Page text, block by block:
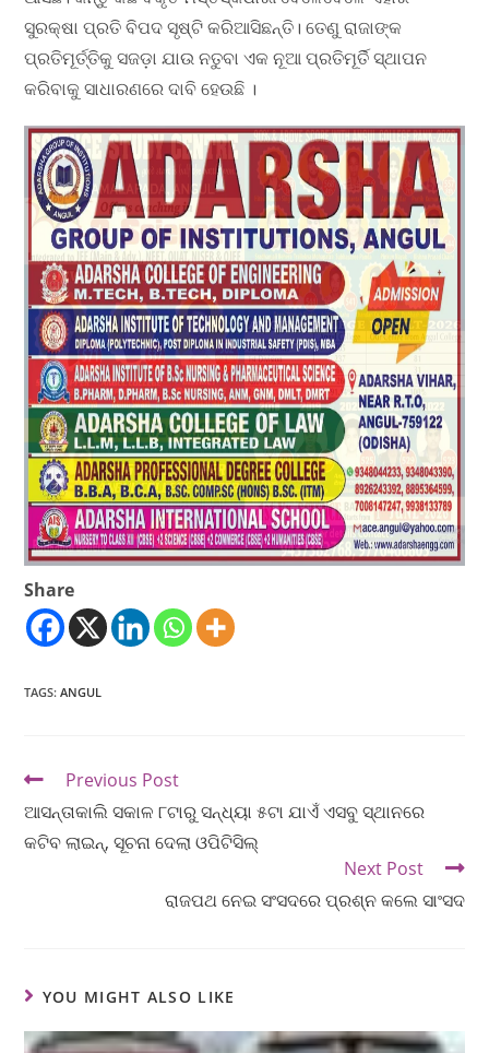
ସୁରକ୍ଷା ପ୍ରତି ବିପଦ ସୃଷ୍ଟି କରିଆସିଛନ୍ତି। ତେଣୁ ରାଜାଙ୍କ
ପ୍ରତିମୂର୍ତ୍ତିକୁ ସଜଡ଼ା ଯାଉ ନତୁବା ଏକ ନୂଆ ପ୍ରତିମୂର୍ତି ସ୍ଥାପନ
କରିବାକୁ ସାଧାରଣରେ ଦାବି ହେଉଛି ।
Share
TAGS:ANGUL
Previous Post
ଆସନ୍ତାକାଲି ସକାଳ ୮ଟାରୁ ସନ୍ଧ୍ୟା ୫ଟା ଯାଏଁ ଏସବୁ ସ୍ଥାନରେ
କଟିବ ଲାଇନ୍, ସୂଚନା ଦେଲା ଓପିଟିସିଲ୍
Next Post
ରାଜପଥ ନେଇ ସଂସଦରେ ପ୍ରଶ୍ନ କଲେ ସାଂସଦ
YOU MIGHT ALSO LIKE